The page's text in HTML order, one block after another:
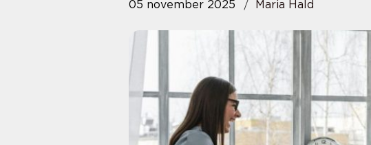
05 november 2025 Maria Hald